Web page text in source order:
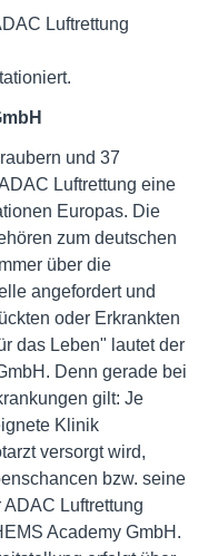
Luftrettung
und 37
Luftrettung eine
Europas. Die
zum deutschen
über die
angefordert und
oder Erkrankten
das Leben" lautet der
Denn gerade bei
gilt: Je
Klinik
versorgt wird,
bzw. seine
Luftrettung
Academy GmbH.